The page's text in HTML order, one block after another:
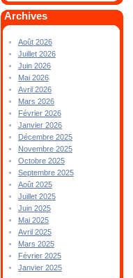
Archives
Août 2026
Juillet 2026
Juin 2026
Mai 2026
Avril 2026
Mars 2026
Février 2026
Janvier 2026
Décembre 2025
Novembre 2025
Octobre 2025
Septembre 2025
Août 2025
Juillet 2025
Juin 2025
Mai 2025
Avril 2025
Mars 2025
Février 2025
Janvier 2025